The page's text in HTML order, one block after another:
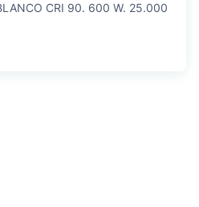
CRI 90. 600 W. 25.000